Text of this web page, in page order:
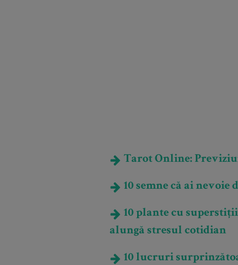
Tarot Online:
10 semne că ai nevoie
10 plante cu
alungă stresul cotidian
10 lucruri